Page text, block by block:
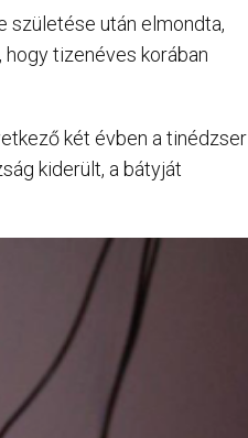
születése után elmondta,
tizenéves korában
két évben a tinédzser
kiderült, a bátyját